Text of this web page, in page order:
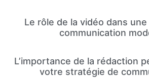
Le rôle de la vidéo dans
communication
L’importance de la rédaction
votre stratégie de